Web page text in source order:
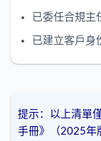
已委任合規主
已建立客戶身
提示：以上清單
手冊》（2025年